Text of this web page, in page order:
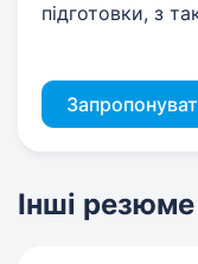
підготовки, з
Інші